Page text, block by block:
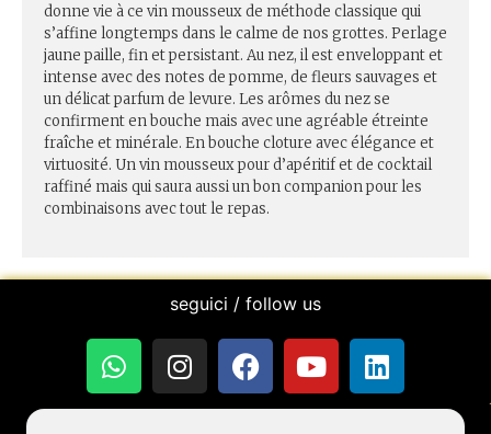
donne vie à ce vin mousseux de méthode classique qui
s’affine longtemps dans le calme de nos grottes. Perlage
jaune paille, fin et persistant. Au nez, il est enveloppant et
intense avec des notes de pomme, de fleurs sauvages et
un délicat parfum de levure. Les arômes du nez se
confirment en bouche mais avec une agréable étreinte
fraîche et minérale. En bouche cloture avec élégance et
virtuosité. Un vin mousseux pour d’apéritif et de cocktail
raffiné mais qui saura aussi un bon companion pour les
combinaisons avec tout le repas.
seguici / follow us